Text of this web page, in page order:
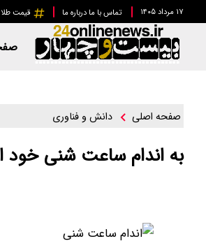
۱۷ مرداد ۱۴۰۵ تماس با ما درباره ما قیمت
صفحه اصلی دانش و فناوری
به اندام ساعت شنی خود